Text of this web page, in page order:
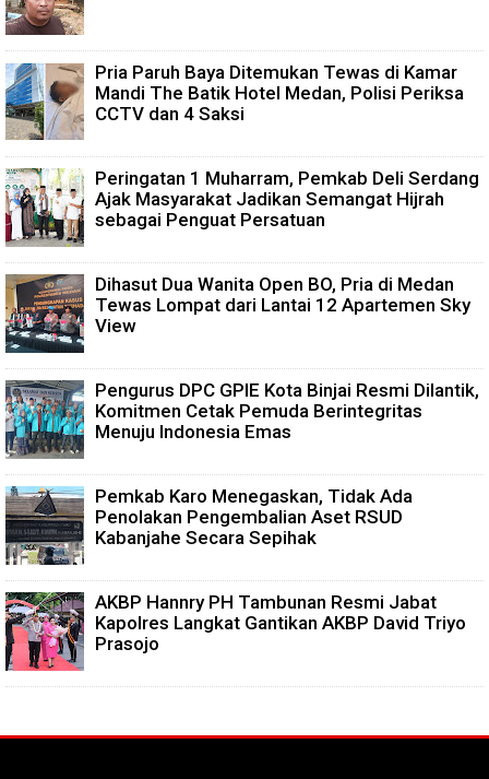
Pria Paruh Baya Ditemukan Tewas di Kamar
Mandi The Batik Hotel Medan, Polisi Periksa
CCTV dan 4 Saksi
Peringatan 1 Muharram, Pemkab Deli Serdang
Ajak Masyarakat Jadikan Semangat Hijrah
sebagai Penguat Persatuan
Dihasut Dua Wanita Open BO, Pria di Medan
Tewas Lompat dari Lantai 12 Apartemen Sky
View
Pengurus DPC GPIE Kota Binjai Resmi Dilantik,
Komitmen Cetak Pemuda Berintegritas
Menuju Indonesia Emas
Pemkab Karo Menegaskan, Tidak Ada
Penolakan Pengembalian Aset RSUD
Kabanjahe Secara Sepihak
AKBP Hannry PH Tambunan Resmi Jabat
Kapolres Langkat Gantikan AKBP David Triyo
Prasojo